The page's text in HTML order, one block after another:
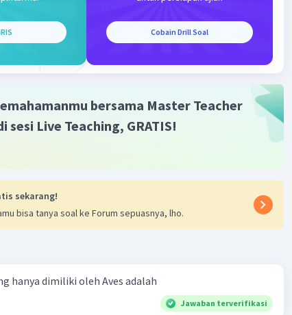
Iklan
Cobain Drill Soal
bersama Master Teacher
sesi Live Teaching, GRATIS!
sekarang!
bisa tanya soal ke Forum sepuasnya, lho.
hanya dimiliki oleh Aves adalah
Jawaban terverifikasi